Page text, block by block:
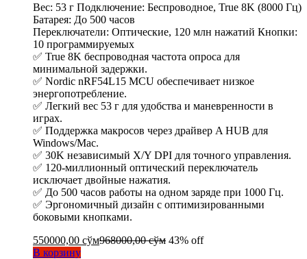
Вес: 53 г Подключение: Беспроводное, True 8K (8000 Гц)
Батарея: До 500 часов
Переключатели: Оптические, 120 млн нажатий Кнопки:
10 программируемых
✅ True 8K беспроводная частота опроса для
минимальной задержки.
✅ Nordic nRF54L15 MCU обеспечивает низкое
энергопотребление.
✅ Легкий вес 53 г для удобства и маневренности в
играх.
✅ Поддержка макросов через драйвер A HUB для
Windows/Mac.
✅ 30K независимый X/Y DPI для точного управления.
✅ 120-миллионный оптический переключатель
исключает двойные нажатия.
✅ До 500 часов работы на одном заряде при 1000 Гц.
✅ Эргономичный дизайн с оптимизированными
боковыми кнопками.
550000,00 сўм968000,00сўм 43% off
В корзину